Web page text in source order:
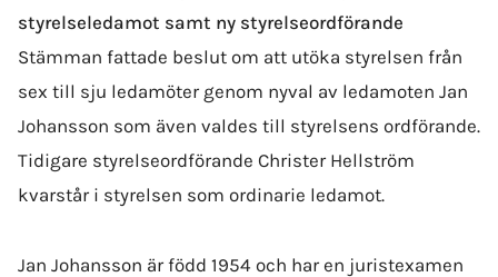
styrelseledamot samt ny styrelseordförande
Stämman fattade beslut om att utöka styrelsen från
sex till sju ledamöter genom nyval av ledamoten Jan
Johansson som även valdes till styrelsens ordförande.
Tidigare styrelseordförande Christer Hellström
kvarstår i styrelsen som ordinarie ledamot.
Jan Johansson är född 1954 och har en juristexamen